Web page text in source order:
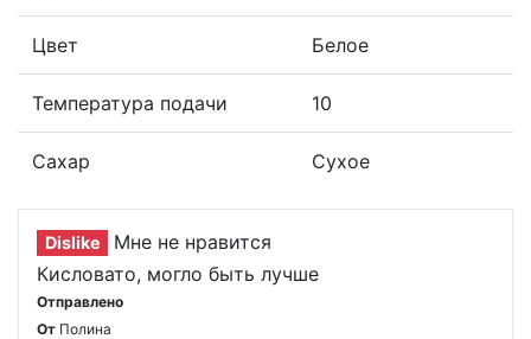
Цвет Белое
Температура подачи 10
Сахар Сухое
Dislike
Мне не нравится
Кисловато, могло быть лучше
Отправлено
От Полина